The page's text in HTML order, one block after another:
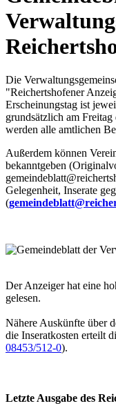
Die
"Reichertshofener
Erscheinungstag ist
grundsätzlich am
werden alle amtlichen
Außerdem können
bekanntgeben
Gelegenheit, Inserate
(
Der Anzeiger hat eine
gelesen.
Nähere Auskünfte über
die Inseratkosten erteilt
08453/512-0).
Letzte Ausgabe des